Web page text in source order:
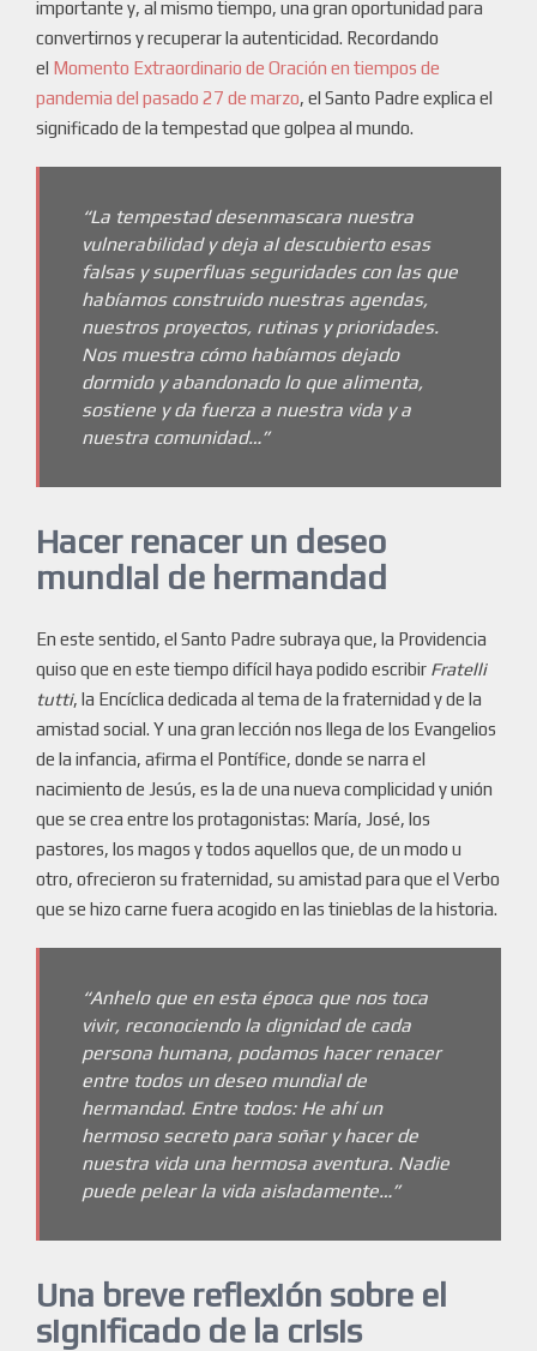
importante y, al mismo tiempo, una gran oportunidad para
convertirnos y recuperar la autenticidad. Recordando
el Momento Extraordinario de Oración en tiempos de
pandemia del pasado 27 de marzo, el Santo Padre explica el
significado de la tempestad que golpea al mundo.
“La tempestad desenmascara nuestra
vulnerabilidad y deja al descubierto esas
falsas y superfluas seguridades con las que
habíamos construido nuestras agendas,
nuestros proyectos, rutinas y prioridades.
Nos muestra cómo habíamos dejado
dormido y abandonado lo que alimenta,
sostiene y da fuerza a nuestra vida y a
nuestra comunidad…”
Hacer renacer un deseo
mundial de hermandad
En este sentido, el Santo Padre subraya que, la Providencia
quiso que en este tiempo difícil haya podido escribir Fratelli
tutti, la Encíclica dedicada al tema de la fraternidad y de la
amistad social. Y una gran lección nos llega de los Evangelios
de la infancia, afirma el Pontífice, donde se narra el
nacimiento de Jesús, es la de una nueva complicidad y unión
que se crea entre los protagonistas: María, José, los
pastores, los magos y todos aquellos que, de un modo u
otro, ofrecieron su fraternidad, su amistad para que el Verbo
que se hizo carne fuera acogido en las tinieblas de la historia.
“Anhelo que en esta época que nos toca
vivir, reconociendo la dignidad de cada
persona humana, podamos hacer renacer
entre todos un deseo mundial de
hermandad. Entre todos: He ahí un
hermoso secreto para soñar y hacer de
nuestra vida una hermosa aventura. Nadie
puede pelear la vida aisladamente…”
Una breve reflexión sobre el
significado de la crisis